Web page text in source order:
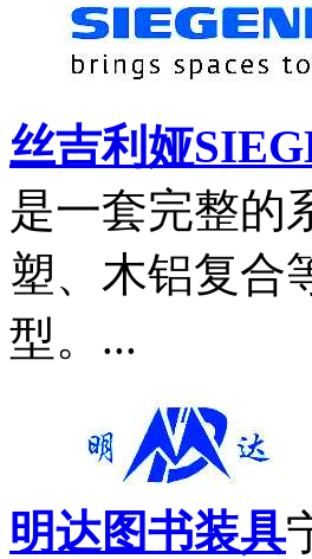
丝吉利娅
是一套完整的
塑、木铝复合
型。...
明达图书装具